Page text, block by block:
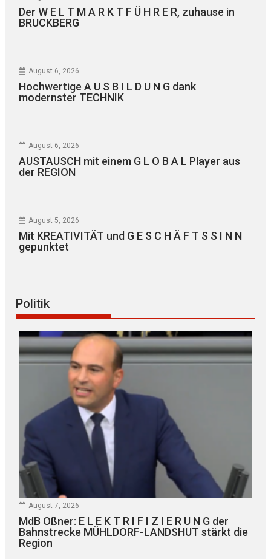
Der W E L T M A R K T F Ü H R E R, zuhause in
BRUCKBERG
August 6, 2026
Hochwertige A U S B I L D U N G dank
modernster TECHNIK
August 6, 2026
AUSTAUSCH mit einem G L O B A L Player aus
der REGION
August 5, 2026
Mit KREATIVITÄT und G E S C H Ä F T S S I N N
gepunktet
Politik
August 7, 2026
MdB Oßner: E L E K T R I F I Z I E R U N G der
Bahnstrecke MÜHLDORF-LANDSHUT stärkt die
Region